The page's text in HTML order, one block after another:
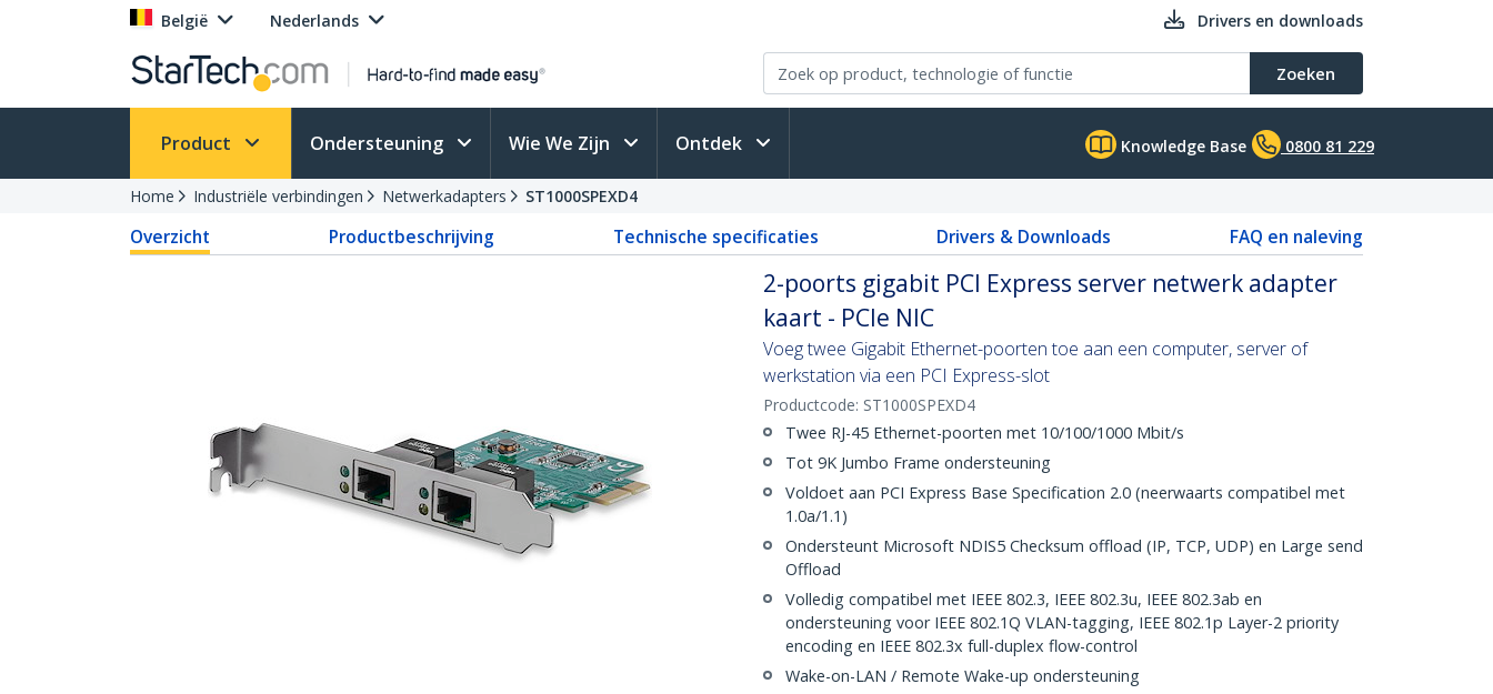
België Nederlands Drivers en downloads
Zoeken
Product Ondersteuning Wie We Zijn Ontdek Knowledge Base 0800 81 229
Home Industriële verbindingen Netwerkadapters ST1000SPEXD4
Overzicht Productbeschrijving Technische specificaties Drivers & Downloads FAQ en naleving
2-poorts gigabit PCI Express server netwerk adapter
kaart - PCIe NIC
Voeg twee Gigabit Ethernet-poorten toe aan een computer, server of
werkstation via een PCI Express-slot
Productcode: ST1000SPEXD4
Twee RJ-45 Ethernet-poorten met 10/100/1000 Mbit/s
Tot 9K Jumbo Frame ondersteuning
Voldoet aan PCI Express Base Specification 2.0 (neerwaarts compatibel met
1.0a/1.1)
Ondersteunt Microsoft NDIS5 Checksum offload (IP, TCP, UDP) en Large send
Offload
Volledig compatibel met IEEE 802.3, IEEE 802.3u, IEEE 802.3ab en
ondersteuning voor IEEE 802.1Q VLAN-tagging, IEEE 802.1p Layer-2 priority
encoding en IEEE 802.3x full-duplex flow-control
Wake-on-LAN / Remote Wake-up ondersteuning